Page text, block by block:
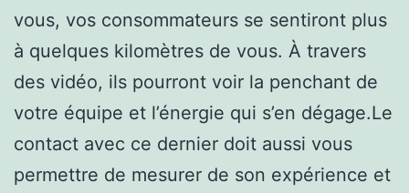
vous, vos consommateurs se sentiront plus
à quelques kilomètres de vous. À travers
des vidéo, ils pourront voir la penchant de
votre équipe et l’énergie qui s’en dégage.Le
contact avec ce dernier doit aussi vous
permettre de mesurer de son expérience et